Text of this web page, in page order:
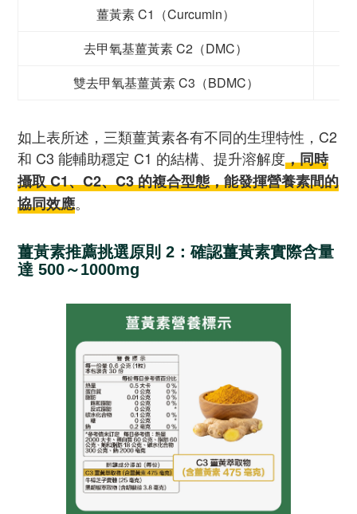
薑黃素 C1（Curcumin）
去甲氧基薑黃素 C2（DMC）
雙去甲氧基薑黃素 C3（BDMC）
如上表所述，三類薑黃素各有不同的生理特性，C2
和 C3 能輔助穩定 C1 的結構、提升溶解度，同時
攝取 C1、C2、C3 的複合型態，能發揮營養素間的
協同效應。
薑黃素推薦挑選原則 2：確認薑黃素實際含量
達 500～1000mg